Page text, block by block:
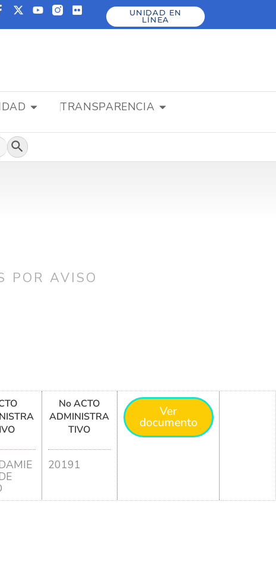
UNIDAD EN
LÍNEA
TRANSPARENCIA
Botón de búsqueda
POR AVISO
No ACTO
ADMINISTRA
TIVO
20191
Ver
documento